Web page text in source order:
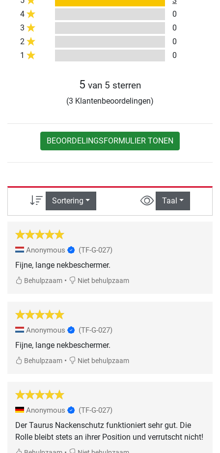
4
0
3
0
2
0
1
0
5 van 5 sterren
(3 Klantenbeoordelingen)
BEOORDELINGSFORMULIER TONEN
Sortering Taal
Anonymous (TF-G-027)
Fijne, lange nekbeschermer.
Behulpzaam • Niet behulpzaam
Anonymous (TF-G-027)
Fijne, lange nekbeschermer.
Behulpzaam • Niet behulpzaam
Anonymous (TF-G-027)
Der Taurus Nackenschutz funktioniert sehr gut. Die
Rolle bleibt stets an ihrer Position und verrutscht nicht!